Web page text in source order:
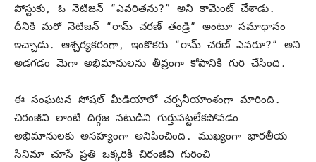
పోస్టుకు, ఓ నెటిజన్ “ఎవరితను?” అని కామెంట్ చేశాడు.
దీనికి మరో నెటిజన్ “రామ్ చరణ్ తండ్రి” అంటూ సమాధానం
ఇచ్చాడు. ఆశ్చర్యకరంగా, ఇంకొకరు “రామ్ చరణ్ ఎవరూ?” అని
అడగడం మెగా అభిమానులను తీవ్రంగా కోపానికి గురి చేసింది.
ఈ సంఘటన సోషల్ మీడియాలో చర్చనీయాంశంగా మారింది.
చిరంజీవి లాంటి దిగ్గజ నటుడిని గుర్తుపట్టలేకపోవడం
అభిమానులకు అసహ్యంగా అనిపించింది. ముఖ్యంగా భారతీయ
సినిమా చూసే ప్రతి ఒక్కరికీ చిరంజీవి గురించి